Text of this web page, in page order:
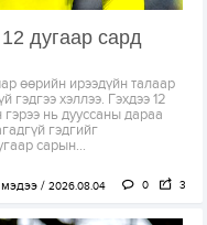
дугаар сард
өөрийн ирээдүйн талаар
хэллээ. Гэхдээ 12
гэрээ нь дууссаны дараа
гэдгийг
сарын...
2026.08.04 0 3